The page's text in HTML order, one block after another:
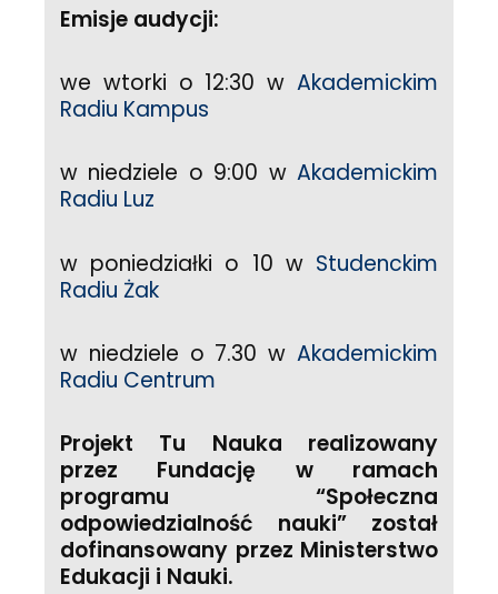
Emisje audycji:
we wtorki o 12:30 w Akademickim
Radiu Kampus
w niedziele o 9:00 w Akademickim
Radiu Luz
w poniedziałki o 10 w Studenckim
Radiu Żak
w niedziele o 7.30 w Akademickim
Radiu Centrum
Projekt Tu Nauka realizowany
przez Fundację w ramach
programu “Społeczna
odpowiedzialność nauki” został
dofinansowany przez Ministerstwo
Edukacji i Nauki.